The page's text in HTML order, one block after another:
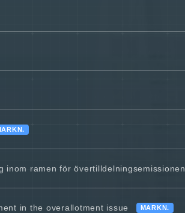
inom ramen för övertilldelningsemissionen
in the overallotment issue MARKN.